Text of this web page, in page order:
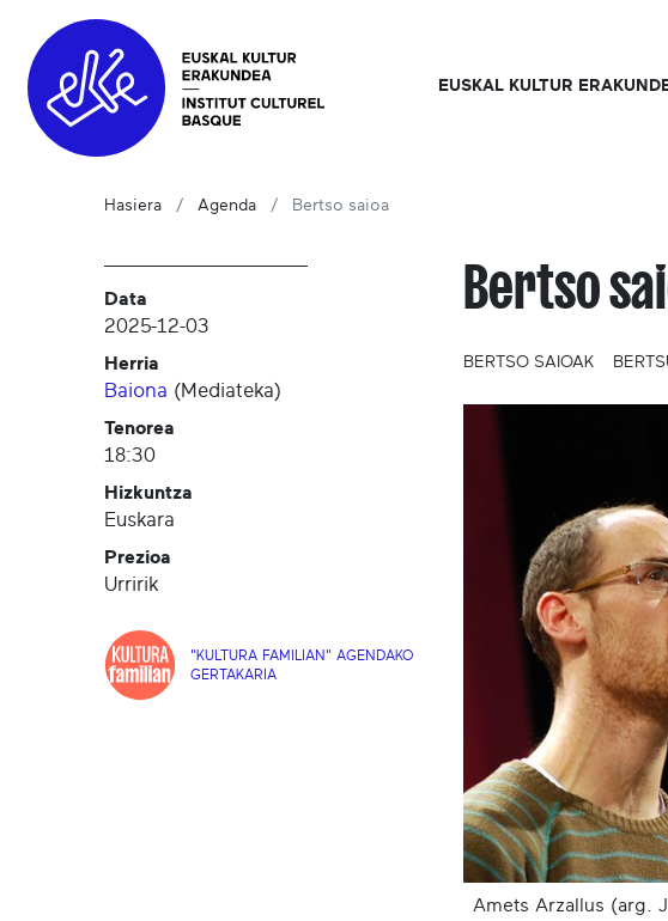
EUSKAL KULTUR
Hasiera Agenda Bertso saioa
Data
2025-12-03
Herria
Baiona (Mediateka)
Tenorea
18:30
Hizkuntza
Euskara
Prezioa
Urririk
"KULTURA FAMILIAN" AGENDAKO
GERTAKARIA
Bertso
BERTSO SAIOAK
Amets Arzallus (arg.